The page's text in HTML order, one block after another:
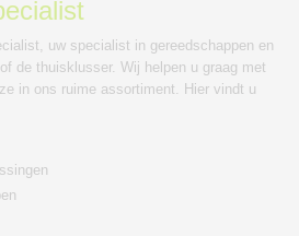
uw specialist in gereedschappen en
de thuisklusser. Wij helpen u graag met
in ons ruime assortiment. Hier vindt u